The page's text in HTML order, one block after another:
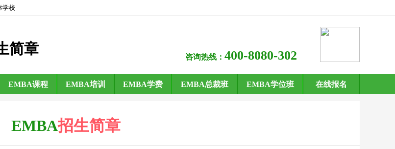
学校
简章
咨询热线： 400-8080-302
EMBA课程 EMBA培训 EMBA学费 EMBA总裁班 EMBA学位班 在线报名
EMBA招生简章